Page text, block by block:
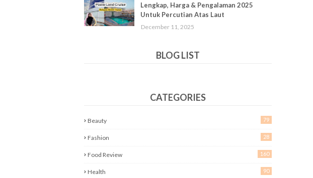
Lengkap, Harga & Pengalaman 2025
Untuk Percutian Atas Laut
December 11, 2025
BLOG LIST
CATEGORIES
Beauty 79
Fashion 28
Food Review 160
Health 90